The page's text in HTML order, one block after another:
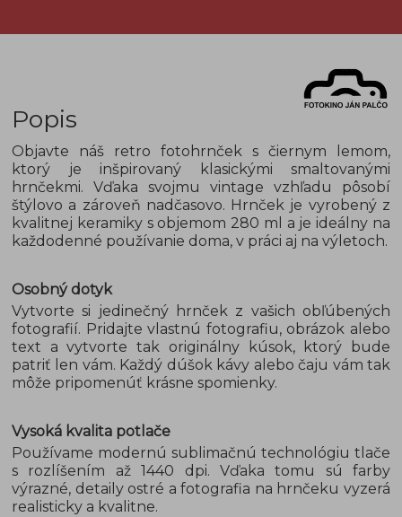
Popis
Objavte náš retro fotohrnček s čiernym lemom,
ktorý je inšpirovaný klasickými smaltovanými
hrnčekmi. Vďaka svojmu vintage vzhľadu pôsobí
štýlovo a zároveň nadčasovo. Hrnček je vyrobený z
kvalitnej keramiky s objemom 280 ml a je ideálny na
každodenné používanie doma, v práci aj na výletoch.
Osobný dotyk
Vytvorte si jedinečný hrnček z vašich obľúbených
fotografií. Pridajte vlastnú fotografiu, obrázok alebo
text a vytvorte tak originálny kúsok, ktorý bude
patriť len vám. Každý dúšok kávy alebo čaju vám tak
môže pripomenúť krásne spomienky.
Vysoká kvalita potlače
Používame modernú sublimačnú technológiu tlače
s rozlíšením až 1440 dpi. Vďaka tomu sú farby
výrazné, detaily ostré a fotografia na hrnčeku vyzerá
realisticky a kvalitne.